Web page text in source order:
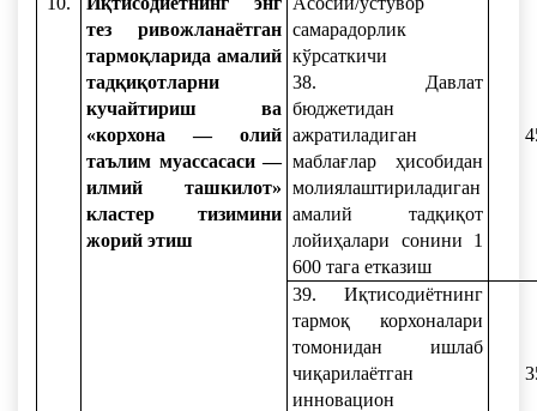
тез ривожланаётган
тармоқларида амалий
тадқиқотларни
кучайтириш ва
«корхона — олий
таълим муассасаси —
илмий ташкилот»
кластер тизимини
жорий этиш
самарадорлик
кўрсаткичи
38. Давлат
бюджетидан
ажратиладиган
маблағлар ҳисобидан
молиялаштириладиган
амалий тадқиқот
лойиҳалари сонини 1
600 тага етказиш
39. Иқтисодиётнинг
тармоқ корхоналари
томонидан ишлаб
чиқарилаётган
инновацион